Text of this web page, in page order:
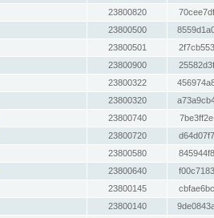
23800820
23800500
23800501
23800900
23800322
23800320
23800740
23800720
23800580
23800640
23800145
23800140